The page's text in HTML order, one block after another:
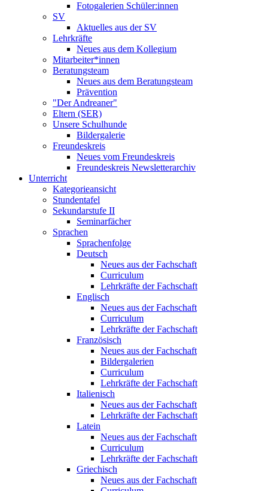
Fotogalerien Schüler:innen
SV
Aktuelles aus der SV
Lehrkräfte
Neues aus dem Kollegium
Mitarbeiter*innen
Beratungsteam
Neues aus dem Beratungsteam
Prävention
"Der Andreaner"
Eltern (SER)
Unsere Schulhunde
Bildergalerie
Freundeskreis
Neues vom Freundeskreis
Freundeskreis Newsletterarchiv
Unterricht
Kategorieansicht
Stundentafel
Sekundarstufe II
Seminarfächer
Sprachen
Sprachenfolge
Deutsch
Neues aus der Fachschaft
Curriculum
Lehrkräfte der Fachschaft
Englisch
Neues aus der Fachschaft
Curriculum
Lehrkräfte der Fachschaft
Französisch
Neues aus der Fachschaft
Bildergalerien
Curriculum
Lehrkräfte der Fachschaft
Italienisch
Neues aus der Fachschaft
Lehrkräfte der Fachschaft
Latein
Neues aus der Fachschaft
Curriculum
Lehrkräfte der Fachschaft
Griechisch
Neues aus der Fachschaft